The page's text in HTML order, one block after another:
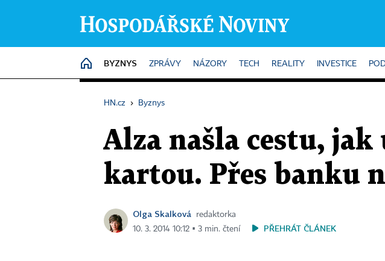
HOME
BYZNYS ZPRÁVY NÁZORY TECH REALITY INVESTICE
HN.cz › Byznys
Alza našla cestu,
kartou. Přes banku
Olga Skalková
redaktorka
10. 3. 2014 10:12 ▪ 3 min. čtení
PŘEHRÁT ČLÁNEK